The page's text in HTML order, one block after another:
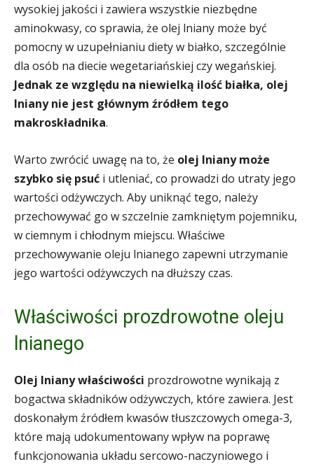
wysokiej jakości i zawiera wszystkie niezbędne
aminokwasy, co sprawia, że olej lniany może być
pomocny w uzupełnianiu diety w białko, szczególnie
dla osób na diecie wegetariańskiej czy wegańskiej.
Jednak ze względu na niewielką ilość białka, olej
lniany nie jest głównym źródłem tego
makroskładnika.
Warto zwrócić uwagę na to, że olej lniany może
szybko się psuć i utleniać, co prowadzi do utraty jego
wartości odżywczych. Aby uniknąć tego, należy
przechowywać go w szczelnie zamkniętym pojemniku,
w ciemnym i chłodnym miejscu. Właściwe
przechowywanie oleju lnianego zapewni utrzymanie
jego wartości odżywczych na dłuższy czas.
Właściwości prozdrowotne oleju
lnianego
Olej lniany właściwości prozdrowotne wynikają z
bogactwa składników odżywczych, które zawiera. Jest
doskonałym źródłem kwasów tłuszczowych omega-3,
które mają udokumentowany wpływ na poprawę
funkcjonowania układu sercowo-naczyniowego i